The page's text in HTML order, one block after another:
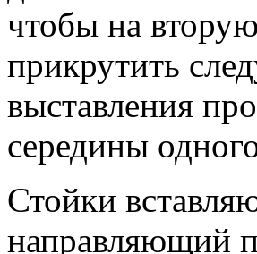
чтобы на
прикрутить
выставления
середины
Стойки
направляющий